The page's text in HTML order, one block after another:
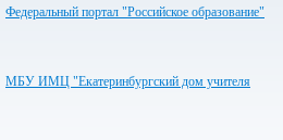
Федеральный портал "Российское образование"
МБУ ИМЦ "Екатеринбургский дом учителя